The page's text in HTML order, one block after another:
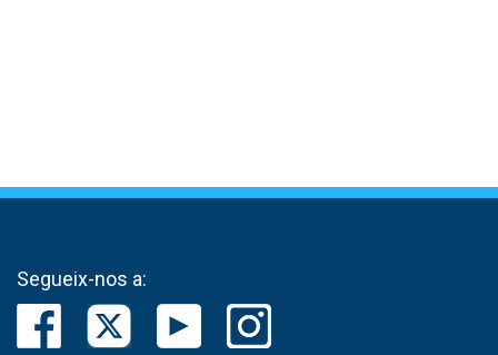
Segueix-nos a: